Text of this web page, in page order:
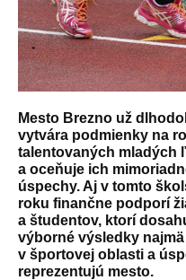
Mesto Brezno už
vytvára podmienky na
talentovaných mladých
a oceňuje ich
úspechy. Aj v tomto
roku finančne podporí
a študentov, ktorí
výborné výsledky najmä
v športovej oblasti a
reprezentujú mesto.